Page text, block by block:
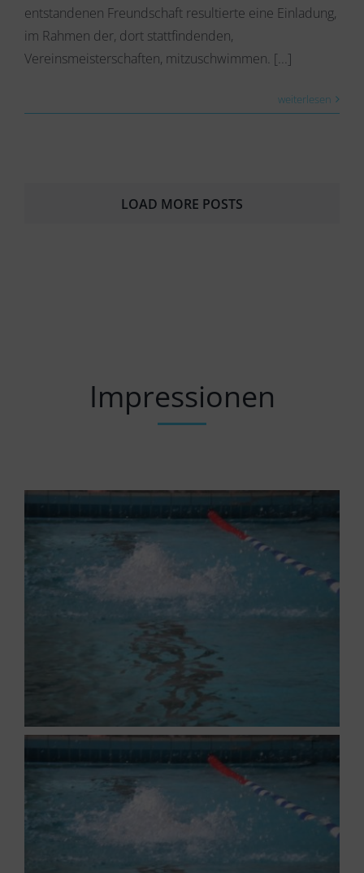
entstandenen Freundschaft resultierte eine Einladung,
im Rahmen der, dort stattfindenden,
Vereinsmeisterschaften, mitzuschwimmen. [...]
weiterlesen
LOAD MORE POSTS
Impressionen